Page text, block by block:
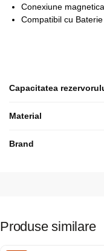
Conexiune magnetica
Compatibil cu
Capacitatea
Material
Brand
Produse similare